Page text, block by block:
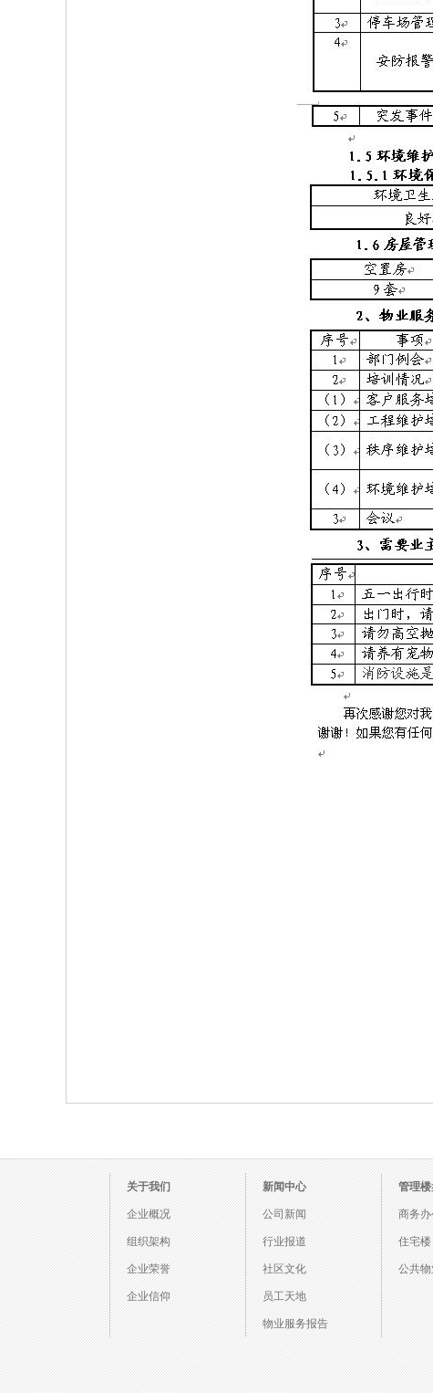
关于我们
企业概况
组织架构
企业荣誉
企业信仰
新闻中心
公司新闻
行业报道
社区文化
员工天地
物业服务报告
管理
商务
住宅楼
公共